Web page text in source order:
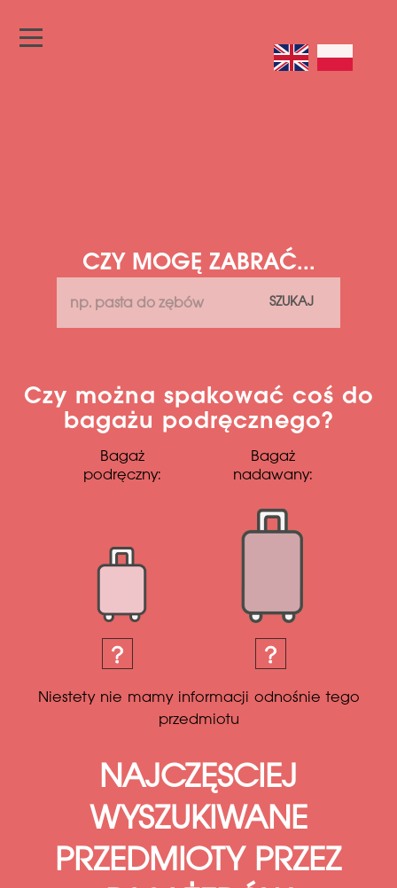
CZY MOGĘ ZABRAĆ...
SZUKAJ
Czy można spakować coś do
bagażu podręcznego?
Bagaż
podręczny:
Bagaż
nadawany:
Niestety nie mamy informacji odnośnie tego
przedmiotu
NAJCZĘSCIEJ
WYSZUKIWANE
PRZEDMIOTY PRZEZ